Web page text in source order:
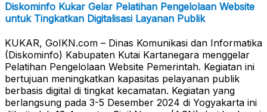
Diskominfo Kukar Gelar Pelatihan Pengelolaan Website
untuk Tingkatkan Digitalisasi Layanan Publik
KUKAR, GoIKN.com – Dinas Komunikasi dan Informatika
(Diskominfo) Kabupaten Kutai Kartanegara menggelar
Pelatihan Pengelolaan Website Pemerintah. Kegiatan ini
bertujuan meningkatkan kapasitas pelayanan publik
berbasis digital di tingkat kecamatan. Kegiatan yang
berlangsung pada 3-5 Desember 2024 di Yogyakarta ini